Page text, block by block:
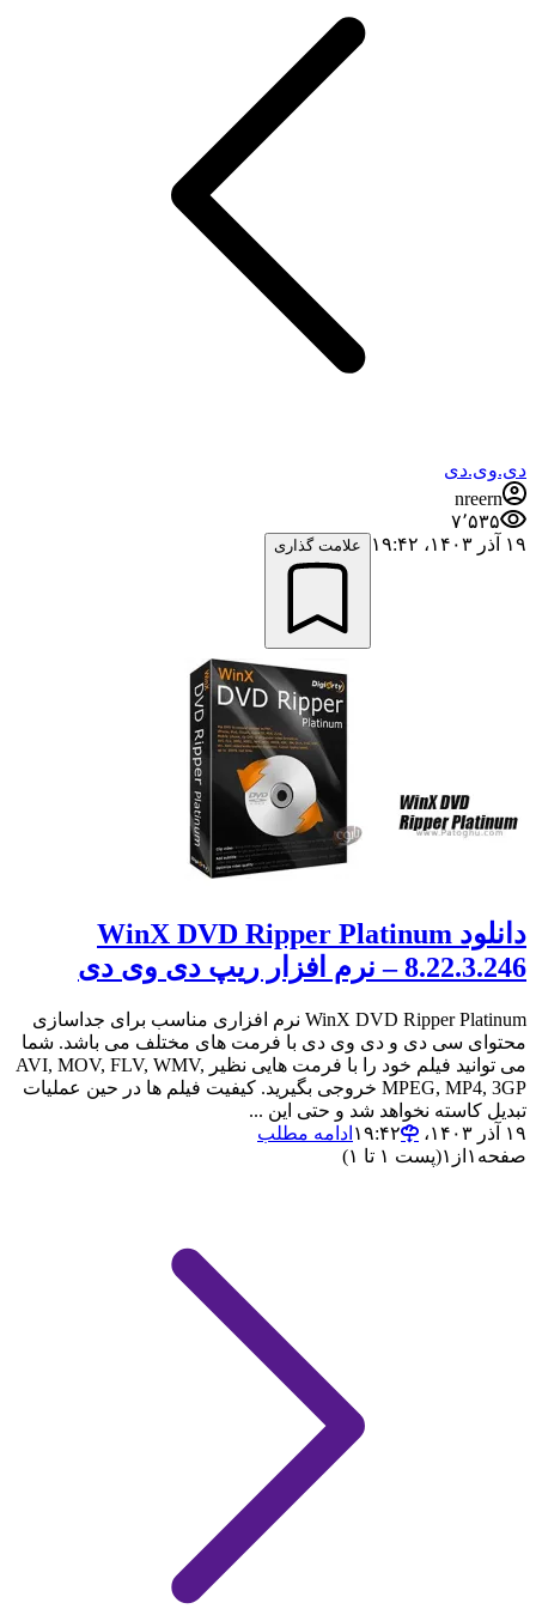
دی.وی.دی
nreern
۷٬۵۳۵
۱۹ آذر ۱۴۰۳،‏ ۱۹:۴۲
علامت گذاری
دانلود WinX DVD Ripper Platinum
8.22.3.246 – نرم افزار ریپ دی وی دی
WinX DVD Ripper Platinum نرم افزاری مناسب برای جداسازی
محتوای سی دی و دی وی دی با فرمت های مختلف می باشد. شما
می توانید فیلم خود را با فرمت هایی نظیر AVI, MOV, FLV, WMV,
MPEG, MP4, 3GP خروجی بگیرید. کیفیت فیلم ها در حین عملیات
تبدیل کاسته نخواهد شد و حتی این ...
۱۹ آذر ۱۴۰۳،‏ ۱۹:۴۲
ادامه مطلب
صفحه ۱ از ۱(پست ۱ تا ۱)